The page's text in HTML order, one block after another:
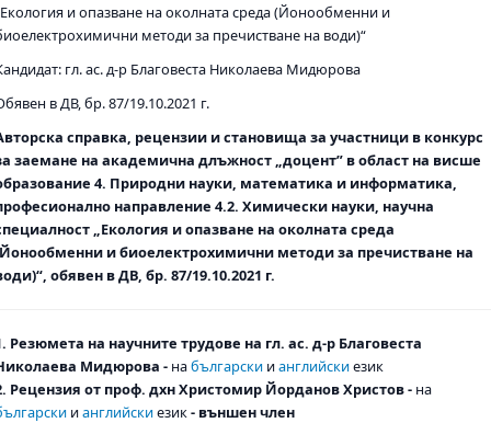
и опазване на околната среда (Йонообменни и
методи за пречистване на води)“
гл. ас. д-р Благовеста Николаева Мидюрова
в ДВ, бр. 87/19.10.2021 г.
справка, рецензии и становища за участници в конкурс
заемане на академична длъжност „доцент” в област на висше
4. Природни науки, математика и информатика,
направление 4.2. Химически науки, научна
„Екология и опазване на околната среда
и биоелектрохимични методи за пречистване на
обявен в ДВ, бр. 87/19.10.2021 г.
Резюмета на научните трудове на гл. ас. д-р Благовеста
Мидюрова - набългарскиианглийскиезик
Рецензия от проф. дхн Христомир Йорданов Христов -на
ианглийскиезик- външен член